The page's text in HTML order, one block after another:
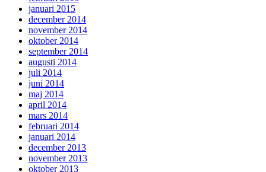
januari 2015
december 2014
november 2014
oktober 2014
september 2014
augusti 2014
juli 2014
juni 2014
maj 2014
april 2014
mars 2014
februari 2014
januari 2014
december 2013
november 2013
oktober 2013